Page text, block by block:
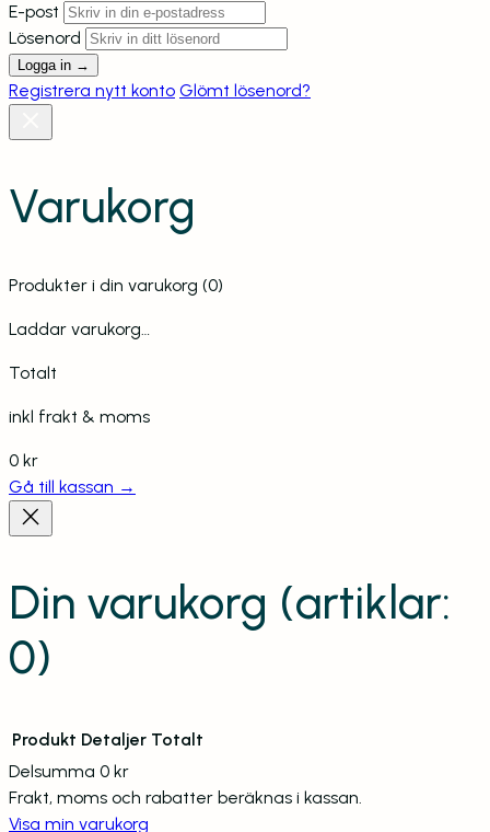
E-post
Lösenord
Logga in →
Registrera nytt konto Glömt lösenord?
Varukorg
Produkter i din varukorg (0)
Laddar varukorg…
Totalt
inkl frakt & moms
0 kr
Gå till kassan →
Din varukorg (artiklar:
0)
Produkter
Produkt Detaljer Totalt
Delsumma 0 kr
Frakt, moms och rabatter beräknas i kassan.
Visa min varukorg